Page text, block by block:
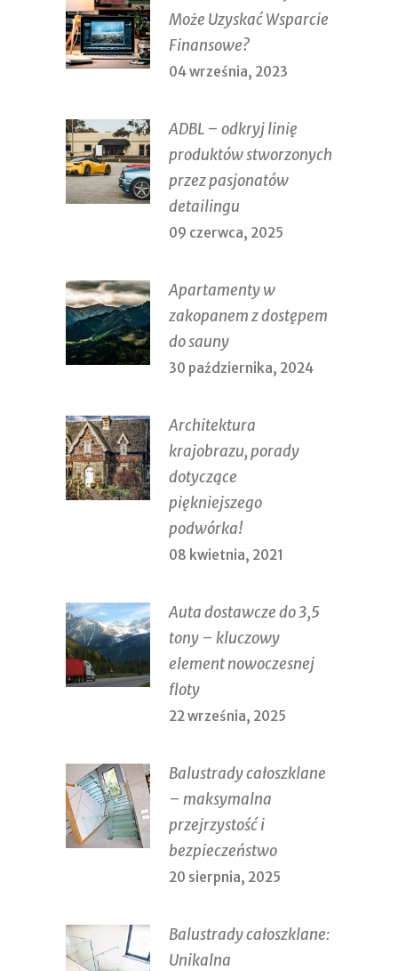
Może Uzyskać Wsparcie
Finansowe?
04 września, 2023
ADBL – odkryj linię
produktów stworzonych
przez pasjonatów
detailingu
09 czerwca, 2025
Apartamenty w
zakopanem z dostępem
do sauny
30 października, 2024
Architektura
krajobrazu, porady
dotyczące
piękniejszego
podwórka!
08 kwietnia, 2021
Auta dostawcze do 3,5
tony – kluczowy
element nowoczesnej
floty
22 września, 2025
Balustrady całoszklane
– maksymalna
przejrzystość i
bezpieczeństwo
20 sierpnia, 2025
Balustrady całoszklane:
Unikalna